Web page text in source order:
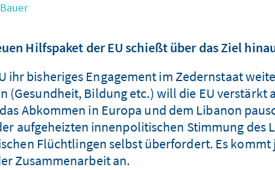
Hilfspaket der EU schießt über das Ziel
bisheriges Engagement im Zedernstaat
Bildung etc.) will die EU verstärkt
Abkommen in Europa und dem Libanon
aufgeheizten innenpolitischen Stimmung des
Flüchtlingen selbst überfordert. Es kommt
Zusammenarbeit an.